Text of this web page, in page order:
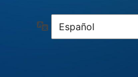
Idioma